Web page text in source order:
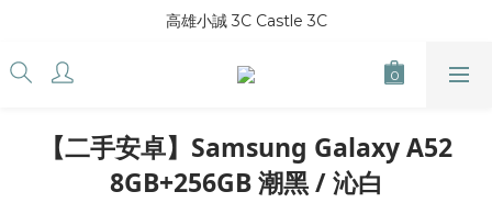
高雄小誠 3C Castle 3C
【二手安卓】Samsung Galaxy A52
8GB+256GB 潮黑 / 沁白